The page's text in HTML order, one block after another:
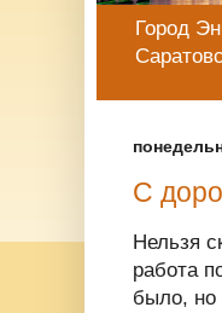
Город
С
Нельзя
работа
было, но